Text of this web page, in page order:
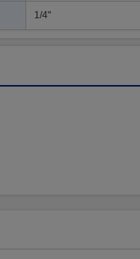
1/4"